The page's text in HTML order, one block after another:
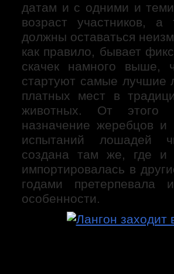
датам и с одними и
возраст участников,
должны оставаться
как правило, бывает
скачек намного
стартуют самые лучшие
платных мест в
животных. От этого
назначение жеребцов
испытаний лошадей
создана там же, где
импортировалась в
годами претерпевала
особенности.